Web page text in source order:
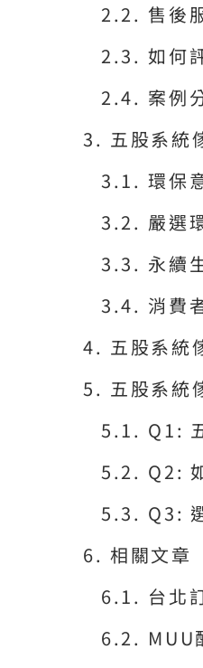
售後
如何
案例
五股系統
環保
嚴選
永續
消費
五股系統
五股系統
Q1:
Q2:
Q3:
相關文章
台北
MUU